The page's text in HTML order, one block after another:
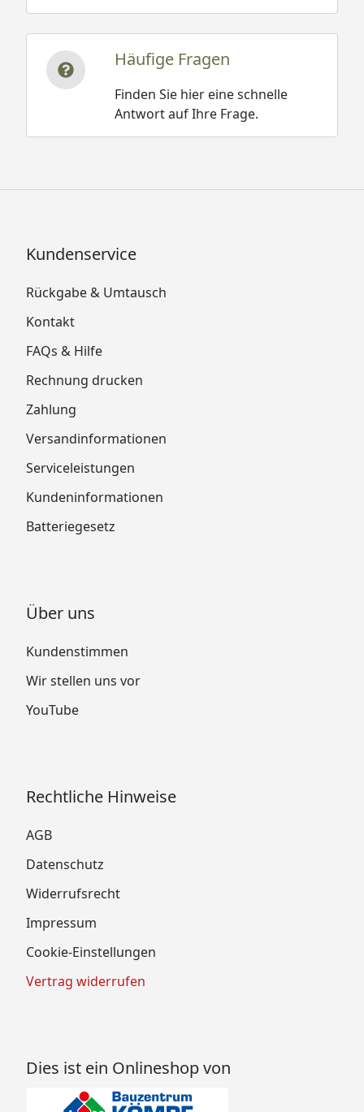
Häufige Fragen
Finden Sie hier eine schnelle
Antwort auf Ihre Frage.
Kundenservice
Rückgabe & Umtausch
Kontakt
FAQs & Hilfe
Rechnung drucken
Zahlung
Versandinformationen
Serviceleistungen
Kundeninformationen
Batteriegesetz
Über uns
Kundenstimmen
Wir stellen uns vor
YouTube
Rechtliche Hinweise
AGB
Datenschutz
Widerrufsrecht
Impressum
Cookie-Einstellungen
Vertrag widerrufen
Dies ist ein Onlineshop von